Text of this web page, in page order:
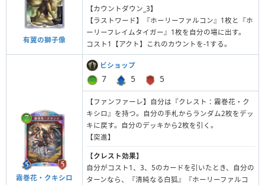
有翼の獅子像
【カウントダウン_3】
【ラストワード】『ホーリーファルコン』1枚と『ホ
ーリーフレイムタイガー』1枚を自分の場に出す。
コスト1【アクト】これのカウントを-1する。
霧巻花・クキシロ
ビショップ
7 5 5
【ファンファーレ】自分は『クレスト：霧巻花・ク
キシロ』を持つ。自分の手札からランダム2枚をデッ
キに戻す。自分のデッキから2枚を引く。
【突進】
【クレスト効果】
自分がコスト1、3、5のカードを引いたとき、自分の
ターンなら、『清純なる白狐』『ホーリーファルコ